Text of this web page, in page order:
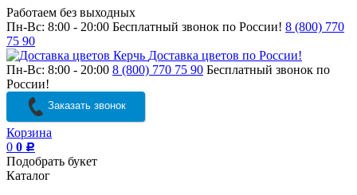
Работаем без выходных
Пн-Вс: 8:00 - 20:00 Бесплатный звонок по России! 8 (800) 770
75 90
Доставка цветов по России!
Пн-Вс: 8:00 - 20:00 8 (800) 770 75 90 Бесплатный звонок по
России!
Заказать звонок
Корзина
0 0 Р
Подобрать букет
Каталог